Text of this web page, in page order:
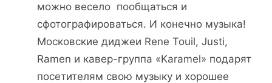
можно весело пообщаться и
сфотографироваться. И конечно музыка!
Московские диджеи Rene Touil, Justi,
Ramen и кавер-группа «Karamel» подарят
посетителям свою музыку и хорошее